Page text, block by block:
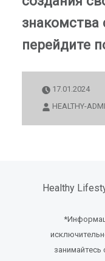
знакомства
перейдите
17.01.2024
HEALTHY-
Healthy